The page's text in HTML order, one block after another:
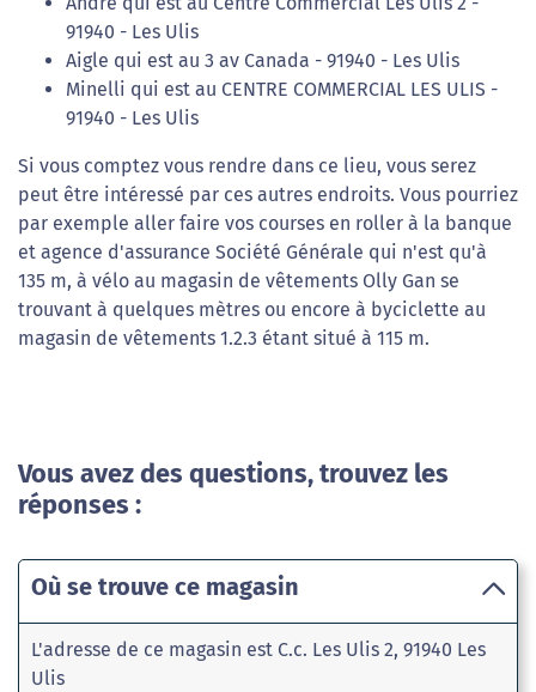
91940 - Les Ulis
Aigle qui est au 3 av Canada - 91940 - Les Ulis
Minelli qui est au CENTRE COMMERCIAL LES ULIS -
91940 - Les Ulis
Si vous comptez vous rendre dans ce lieu, vous serez
peut être intéressé par ces autres endroits. Vous pourriez
par exemple aller faire vos courses en roller à la banque
et agence d'assurance Société Générale qui n'est qu'à
135 m, à vélo au magasin de vêtements Olly Gan se
trouvant à quelques mètres ou encore à byciclette au
magasin de vêtements 1.2.3 étant situé à 115 m.
Vous avez des questions, trouvez les
réponses :
Où se trouve ce magasin
L'adresse de ce magasin est C.c. Les Ulis 2, 91940 Les
Ulis